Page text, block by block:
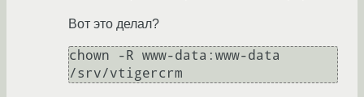
Вот это делал?
chown -R www-data:www-data